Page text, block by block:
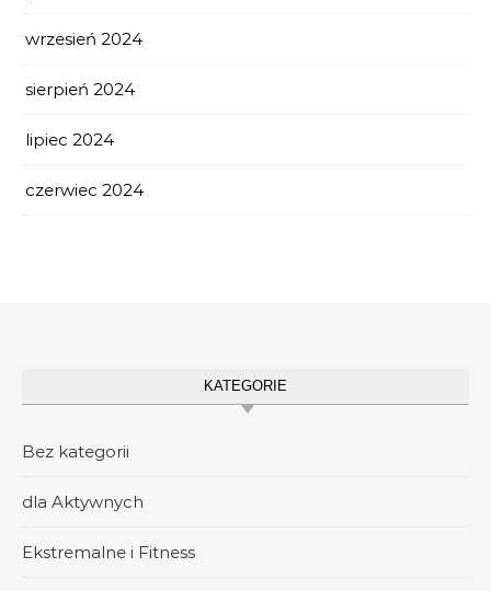
wrzesień 2024
sierpień 2024
lipiec 2024
czerwiec 2024
KATEGORIE
Bez kategorii
dla Aktywnych
Ekstremalne i Fitness